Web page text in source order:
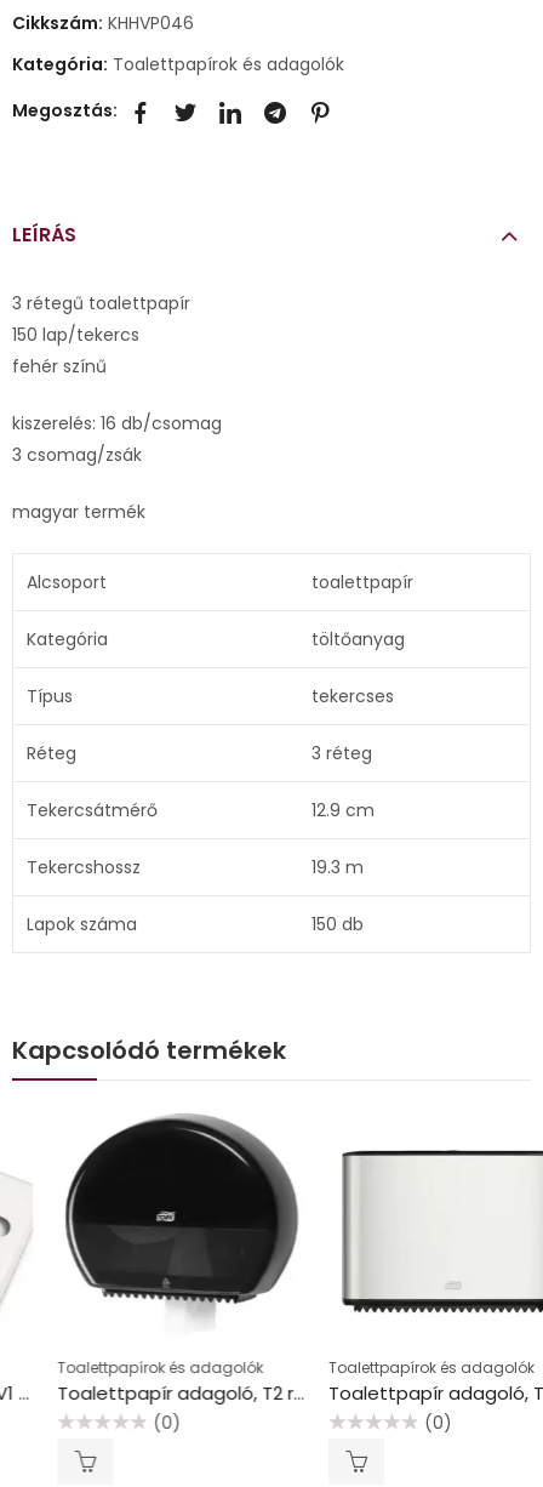
Cikkszám: KHHVP046
Kategória: Toalettpapírok és adagolók
Megosztás:
LEÍRÁS
3 rétegű toalettpapír
150 lap/tekercs
fehér színű
kiszerelés: 16 db/csomag
3 csomag/zsák
magyar termék
Alcsoport toalettpapír
Kategória töltőanyag
Típus tekercses
Réteg 3 réteg
Tekercsátmérő 12.9 cm
Tekercshossz 19.3 m
Lapok száma 150 db
Kapcsolódó termékek
Toalettpapírok és adagolók
Toalettpapír adagoló, T2 rendszer, Elevation, TORK “Mini Jumbo”, fekete
(0)
Toalettpapírok és adagolók
Toalettpapír adagoló, T2 rendszer, Image Line, TORK “Mini Jumbo”, rozsdamentes
(0)